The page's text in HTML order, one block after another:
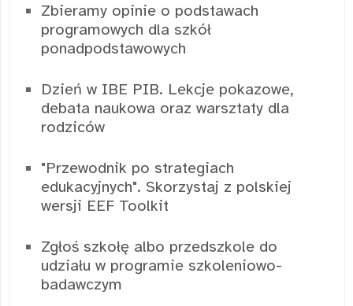
Zbieramy opinie o podstawach
programowych dla szkół
ponadpodstawowych
Dzień w IBE PIB. Lekcje pokazowe,
debata naukowa oraz warsztaty dla
rodziców
"Przewodnik po strategiach
edukacyjnych". Skorzystaj z polskiej
wersji EEF Toolkit
Zgłoś szkołę albo przedszkole do
udziału w programie szkoleniowo-
badawczym